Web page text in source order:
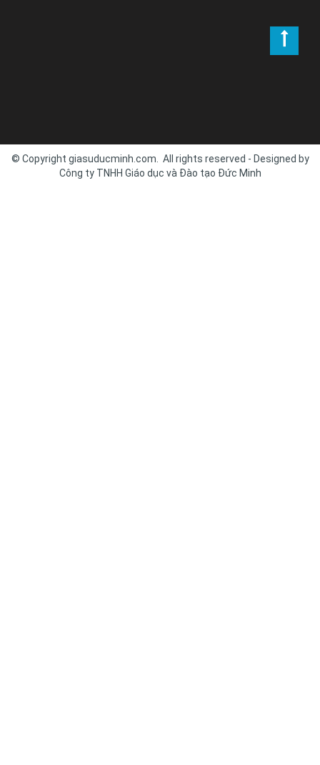
© Copyright giasuducminh.com. All rights reserved - Designed by
Công ty TNHH Giáo dục và Đào tạo Đức Minh